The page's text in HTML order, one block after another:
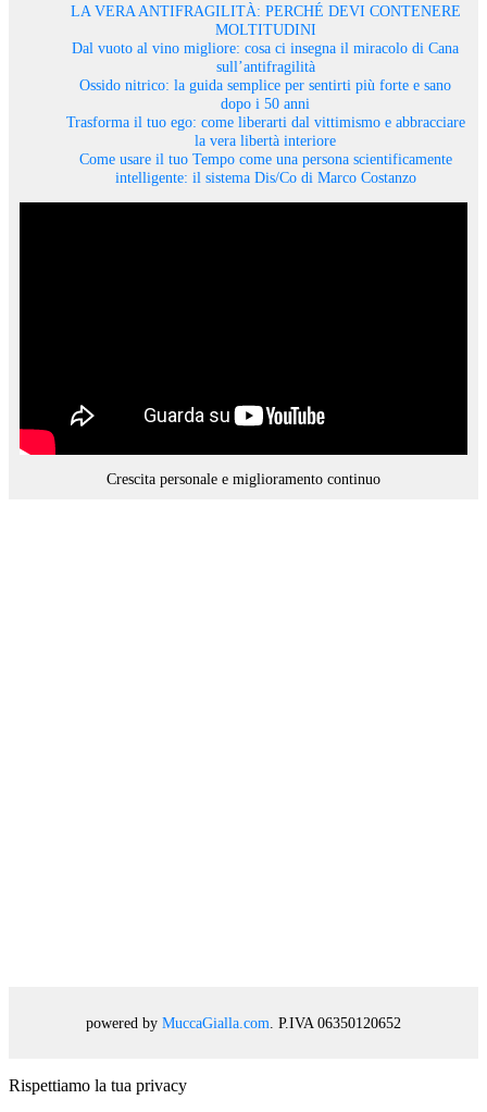
LA VERA ANTIFRAGILITÀ: PERCHÉ DEVI CONTENERE
MOLTITUDINI
Dal vuoto al vino migliore: cosa ci insegna il miracolo di Cana
sull’antifragilità
Ossido nitrico: la guida semplice per sentirti più forte e sano
dopo i 50 anni
Trasforma il tuo ego: come liberarti dal vittimismo e abbracciare
la vera libertà interiore
Come usare il tuo Tempo come una persona scientificamente
intelligente: il sistema Dis/Co di Marco Costanzo
Crescita personale e miglioramento continuo
powered by MuccaGialla.com . P.IVA 06350120652
Rispettiamo la tua privacy